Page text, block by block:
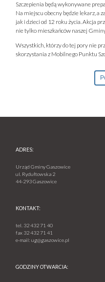
Szczepienia będą wykonywane
Na miejscu obecny będzie lekarz, a
jak i dzieci od 12 roku życia. Akcja
nie tylko mieszkańców naszej
Wszystkich, którzy do tej pory nie
skorzystania z Mobilnego Punktu
ADRES:
Urząd Gminy Gaszowice
ul. Rydułtowska 2
44-293 Gaszowice
KONTAKT:
tel. 32 432 71 40
fax 32 432 71 41
e-mail:ug@gaszowice.pl
GODZINY OTWARCIA: